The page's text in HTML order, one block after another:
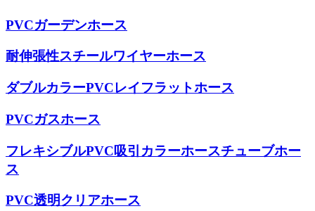
PVCガーデンホース
耐伸張性スチールワイヤーホース
ダブルカラーPVCレイフラットホース
PVCガスホース
フレキシブルPVC吸引カラーホースチューブホー
ス
PVC透明クリアホース